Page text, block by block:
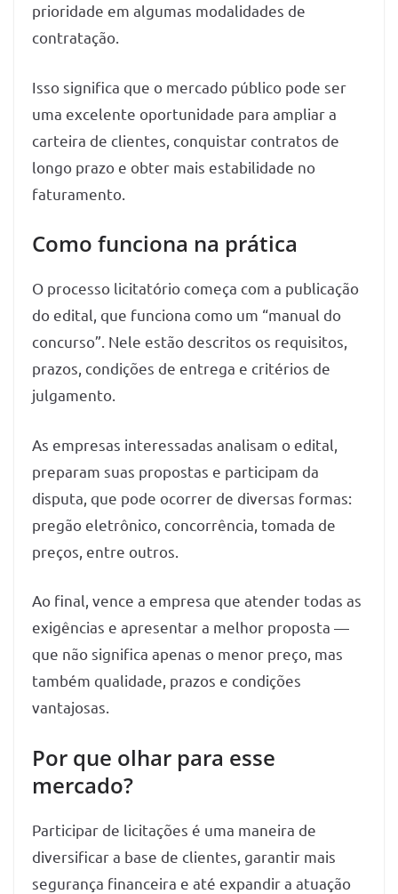
prioridade em algumas modalidades de
contratação.
Isso significa que o mercado público pode ser
uma excelente oportunidade para ampliar a
carteira de clientes, conquistar contratos de
longo prazo e obter mais estabilidade no
faturamento.
Como funciona na prática
O processo licitatório começa com a publicação
do edital, que funciona como um “manual do
concurso”. Nele estão descritos os requisitos,
prazos, condições de entrega e critérios de
julgamento.
As empresas interessadas analisam o edital,
preparam suas propostas e participam da
disputa, que pode ocorrer de diversas formas:
pregão eletrônico, concorrência, tomada de
preços, entre outros.
Ao final, vence a empresa que atender todas as
exigências e apresentar a melhor proposta —
que não significa apenas o menor preço, mas
também qualidade, prazos e condições
vantajosas.
Por que olhar para esse
mercado?
Participar de licitações é uma maneira de
diversificar a base de clientes, garantir mais
segurança financeira e até expandir a atuação